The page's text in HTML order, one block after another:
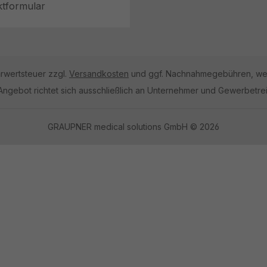
zzgl. Versandkosten und ggf. Nachnahmegebühren,
richtet sich ausschließlich an Unternehmer und
GRAUPNER medical solutions GmbH © 2026